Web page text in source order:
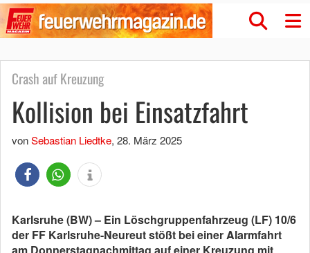
Crash auf Kreuzung
Kollision bei Einsatzfahrt
vonSebastian Liedtke, 28. März 2025
Karlsruhe (BW) – Ein Löschgruppenfahrzeug (LF) 10/6
der FF Karlsruhe-Neureut stößt bei einer Alarmfahrt